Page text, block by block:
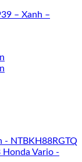
– Xanh –